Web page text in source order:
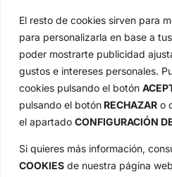
El resto de cookies sirven para
para personalizarla en base a
poder mostrarte publicidad
gustos e intereses personales.
cookies pulsando el botón
pulsando el botón RECHAZAR o
el apartado CONFIGURACIÓN
Si quieres más información,
COOKIES de nuestra página
Copyright © 2025 OpenGolf |